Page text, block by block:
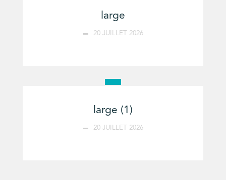
large
20 JUILLET 2026
large (1)
20 JUILLET 2026